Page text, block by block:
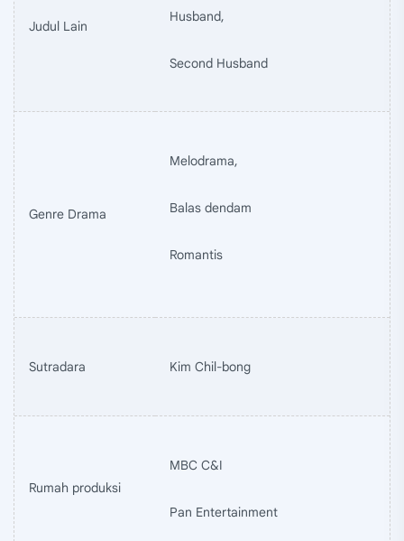
Judul Lain
Husband,
Second Husband
Genre Drama
Melodrama,
Balas dendam
Romantis
Sutradara Kim Chil-bong
Rumah produksi
MBC C&I
Pan Entertainment